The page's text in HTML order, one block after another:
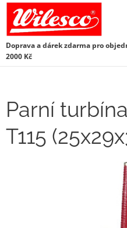
Doprava a dárek zdarma pro
2000 Kč
Parní
T115